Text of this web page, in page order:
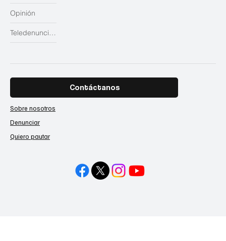
Opinión
Teledenuncias
Contáctanos
Sobre nosotros
Denunciar
Quiero pautar